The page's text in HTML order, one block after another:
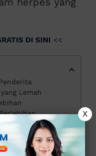
DI SINI <<
Lemah
Herpes di Klinik Apollo
X